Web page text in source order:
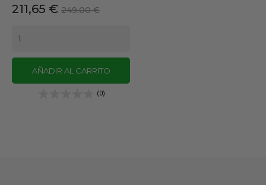
Precio
211,65 € Precio
249,00 €
AÑADIR AL CARRITO
(0)